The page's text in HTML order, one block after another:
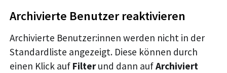
Archivierte Benutzer reaktivieren
Archivierte Benutzer:innen werden nicht in der
Standardliste angezeigt. Diese können durch
einen Klick auf Filterund dann aufArchiviert